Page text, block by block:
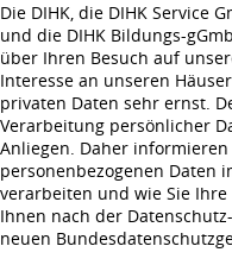
Die DIHK, die DIHK Service
und die DIHK Bildungs-
über Ihren Besuch auf
Interesse an unseren
privaten Daten sehr ernst.
Verarbeitung persönlicher
Anliegen. Daher
personenbezogenen Daten
verarbeiten und wie Sie
Ihnen nach der
neuen